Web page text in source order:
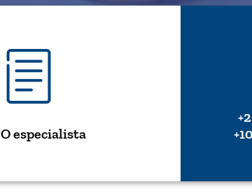
O especialista